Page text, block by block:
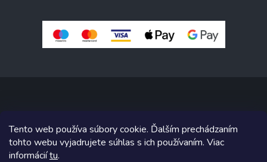
Tento web používa súbory cookie. Ďalším prechádzaním
tohto webu vyjadrujete súhlas s ich používaním. Viac
informáciítu.
Copyright 2026 Pivné sety, stoly, lavice . Všetky práva vyhradené.
Upraviť nastavenie cookies
Grafický návrh vytvoril a na Shoptet implementoval